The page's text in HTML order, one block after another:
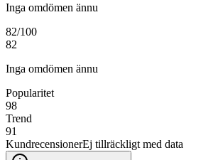
Inga omdömen ännu
82/100
82
Inga omdömen ännu
Popularitet
98
Trend
91
KundrecensionerEj tillräckligt med data